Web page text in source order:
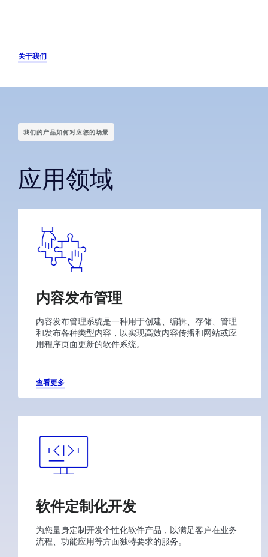
关于我们
我们的产品如何对应您的场景
应用领域
内容发布管理
内容发布管理系统是一种用于创建、编辑、存储、管理
和发布各种类型内容，以实现高效内容传播和网站或应
用程序页面更新的软件系统。
查看更多
软件定制化开发
为您量身定制开发个性化软件产品，以满足客户在业务
流程、功能应用等方面独特要求的服务。